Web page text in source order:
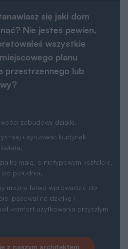
się jaki dom
Nie jesteś pewien,
wszystkie
planu
przestrzennego lub
zabudowy działki,
usytuować budynek
małą, o nietypowym kształcie,
południa,
można łatwo wprowadzić do
pasował na działkę i
komfort użytkowania przyszłym
z naszym architektem